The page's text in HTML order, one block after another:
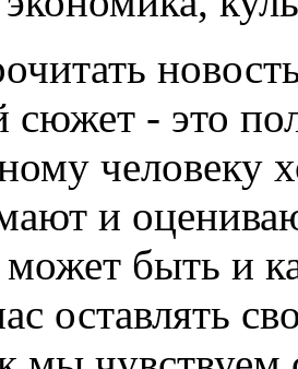
сюжет - это
человеку
и
может быть и
оставлять